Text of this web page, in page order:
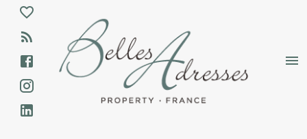
Neuilly sur seine : appartement deux
Aparté haute
En-tête
Liens